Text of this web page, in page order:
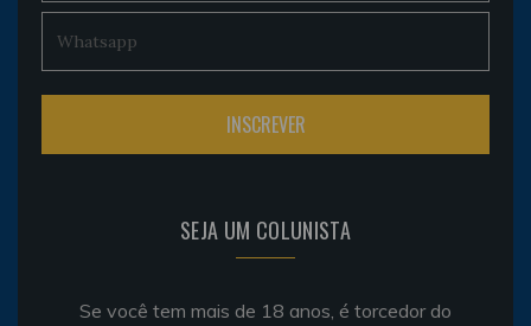
SEJA UM COLUNISTA
Se você tem mais de 18 anos, é torcedor do